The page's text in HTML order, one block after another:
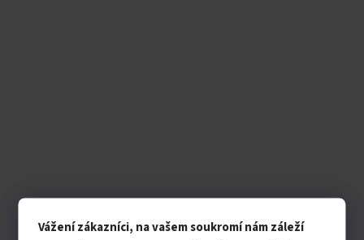
Vážení zákazníci, na vašem soukromí nám záleží